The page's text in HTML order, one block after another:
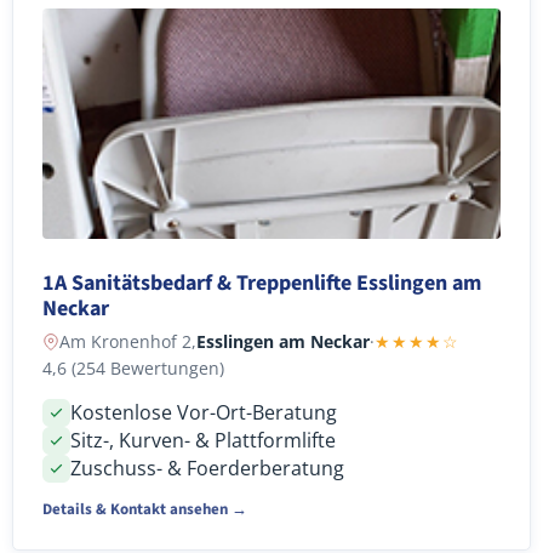
1A Sanitätsbedarf & Treppenlifte Esslingen am
Neckar
Am Kronenhof 2,Esslingen am Neckar·★★★★☆
4,6 (254 Bewertungen)
Kostenlose Vor-Ort-Beratung
Sitz-, Kurven- & Plattformlifte
Zuschuss- & Foerderberatung
Details & Kontakt ansehen →